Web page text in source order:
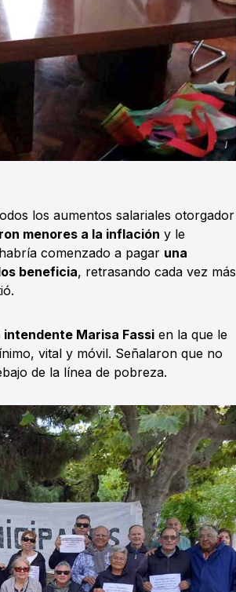
los aumentos salariales otorgador
menores a la inflación y le
comenzado a pagar una
beneficia, retrasando cada vez más
Marisa Fassi en la que le
vital y móvil. Señalaron que no
de la línea de pobreza.